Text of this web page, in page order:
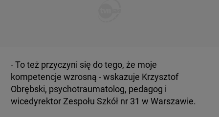
- To też przyczyni się do tego, że moje
kompetencje wzrosną - wskazuje Krzysztof
Obrębski, psychotraumatolog, pedagog i
wicedyrektor Zespołu Szkół nr 31 w Warszawie.